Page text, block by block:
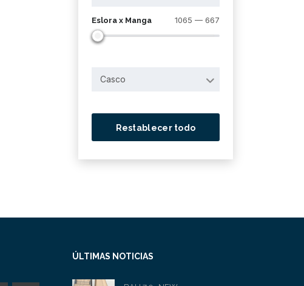
Eslora x Manga 1065 — 667
Casco
Restablecer todo
ÚLTIMAS NOTICIAS